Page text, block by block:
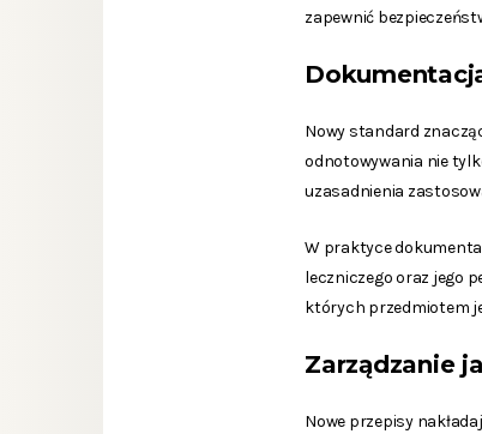
zapewnić
Nowy standard
odnotowywania nie
uzasadnienia
W praktyce
leczniczego oraz jego
których przedmiotem
Zarządzanie
Nowe przepisy